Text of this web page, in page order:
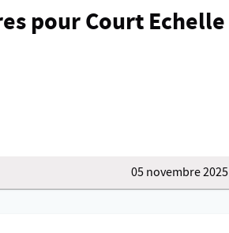
pour Court Echelle
05 novembre 2025